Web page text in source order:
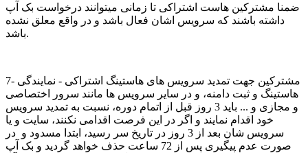
ضمنا مشترکین هاست اشتراکی تا زمانی میتوانند درخواست بک آپ
داشته باشند که سرویس اشان فعال باشد و در واقع معلق نشده
باشد.
7- مشترکین جهت تمدید سرویس های هاستینگ اشتراکی - نمایندگی
هاستینگ و ثبت دامنه، و در سایر سرویس ها مانند سرور اختصاصی
و مجازی و ... باید 3 روز قبل از اتمام دوره، نسبت به تمدید سرویس
خود اقدام نمایند و اگر در این فرصت اقدامی نکنند، سایت و یا
سرویس شان بعد از 3 روز در تاریخ سر رسید، ابتدا مسدود و در
صورت عدم پیگیری پس از 72 ساعت حذف خواهد گردید و بک آپ